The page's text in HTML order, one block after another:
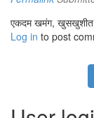
एकदम खमंग,
Log in to post